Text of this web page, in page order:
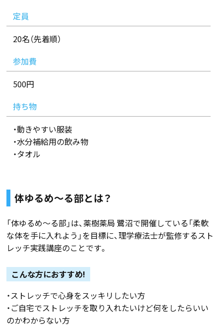
定員
20名（先着順）
参加費
500円
持ち物
・動きやすい服装
・水分補給用の飲み物
・タオル
体ゆるめ～る部とは？
「体ゆるめ～る部」は、薬樹薬局 鷺沼で開催している「柔軟
な体を手に入れよう」を目標に、理学療法士が監修するスト
レッチ実践講座のことです。
こんな方におすすめ!
・ストレッチで心身をスッキリしたい方
・ご自宅でストレッチを取り入れたいけど何をしたらいい
のかわからない方